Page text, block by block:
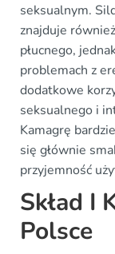
seksualnym.
znajduje
płucnego,
problemach z
dodatkowe
seksualnego i
Kamagrę
się głównie
przyjemność
Skład I
Polsce